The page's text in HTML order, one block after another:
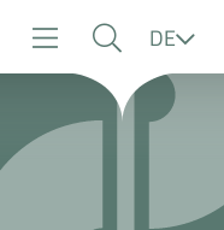
Navigation
Suche
Inhalt
DE